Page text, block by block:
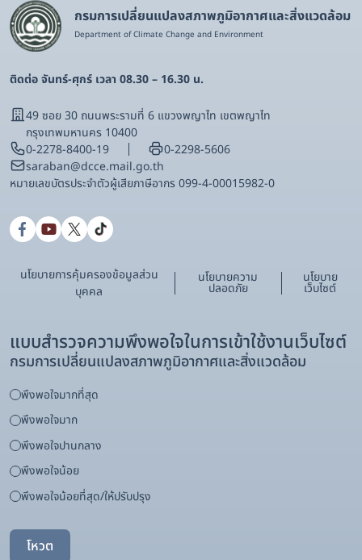
กรมการเปลี่ยนแปลงสภาพภูมิอากาศและสิ่งแวดล้อม
Department of Climate Change and Environment
ติดต่อ จันทร์-ศุกร์ เวลา 08.30 – 16.30 น.
49 ซอย 30 ถนนพระรามที่ 6 แขวงพญาไท เขตพญาไท
กรุงเทพมหานคร 10400
0-2278-8400-19
0-2298-5606
saraban@dcce.mail.go.th
หมายเลขบัตรประจําตัวผู้เสียภาษีอากร 099-4-00015982-0
นโยบายการคุ้มครองข้อมูลส่วน
บุคคล
นโยบายความ
ปลอดภัย
นโยบาย
เว็บไซต์
แบบสำรวจความพึงพอใจในการเข้าใช้งานเว็บไซต์
กรมการเปลี่ยนแปลงสภาพภูมิอากาศและสิ่งแวดล้อม
พึงพอใจมากที่สุด
พึงพอใจมาก
พึงพอใจปานกลาง
พึงพอใจน้อย
พึงพอใจน้อยที่สุด/ให้ปรับปรุง
โหวต